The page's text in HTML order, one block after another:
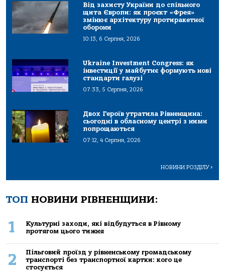
Від захисту України до спільного
щита Європи: як проєкт «Фрея»
змінює архітектуру протиракетної
оборони
10:13, 6 Серпня, 2026
Ukraine Investment Congress: як
інвестиції у майбутнє формують нові
стандарти галузі
07:33, 5 Серпня, 2026
Двох Героїв утратила Рівненщина:
сьогодні в обласному центрі з ними
попрощаються
07:12, 4 Серпня, 2026
НОВИНИ РОЗДІЛУ>
ТОП НОВИНИ РІВНЕНЩИНИ:
1
Культурні заходи, які відбудуться в Рівному
протягом цього тижня
2
Пільговий проїзд у рівненському громадському
транспорті без транспортної картки: кого це
стосується